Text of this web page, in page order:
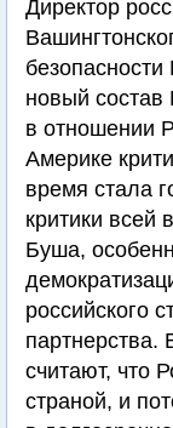
Директор
новый состав
в отношении
Америке
время стала
критики всей
Буша,
российского
партнерства.
считают, что
страной, и